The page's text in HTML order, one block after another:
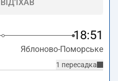
18:51
Яблоново-Поморське
1 пересадка